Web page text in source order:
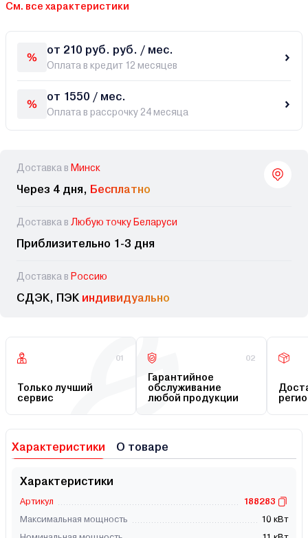
См. все характеристики
от 210 руб. руб. / мес.
Оплата в кредит 12 месяцев
от 1550 / мес.
Оплата в рассрочку 24 месяца
Доставка в Минск
Через 4 дня, Бесплатно
Доставка в Любую точку Беларуси
Приблизительно 1-3 дня
Доставка в Россию
СДЭК, ПЭК индивидуально
01
Только лучший
сервис
02
Гарантийное
обслуживание
любой продукции
Характеристики О товаре
Характеристики
Артикул
188283
Максимальная мощность
10 кВт